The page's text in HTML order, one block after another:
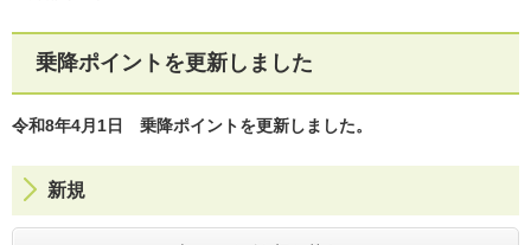
乗降ポイントを更新しました
令和8年4月1日 乗降ポイントを更新しました。
新規